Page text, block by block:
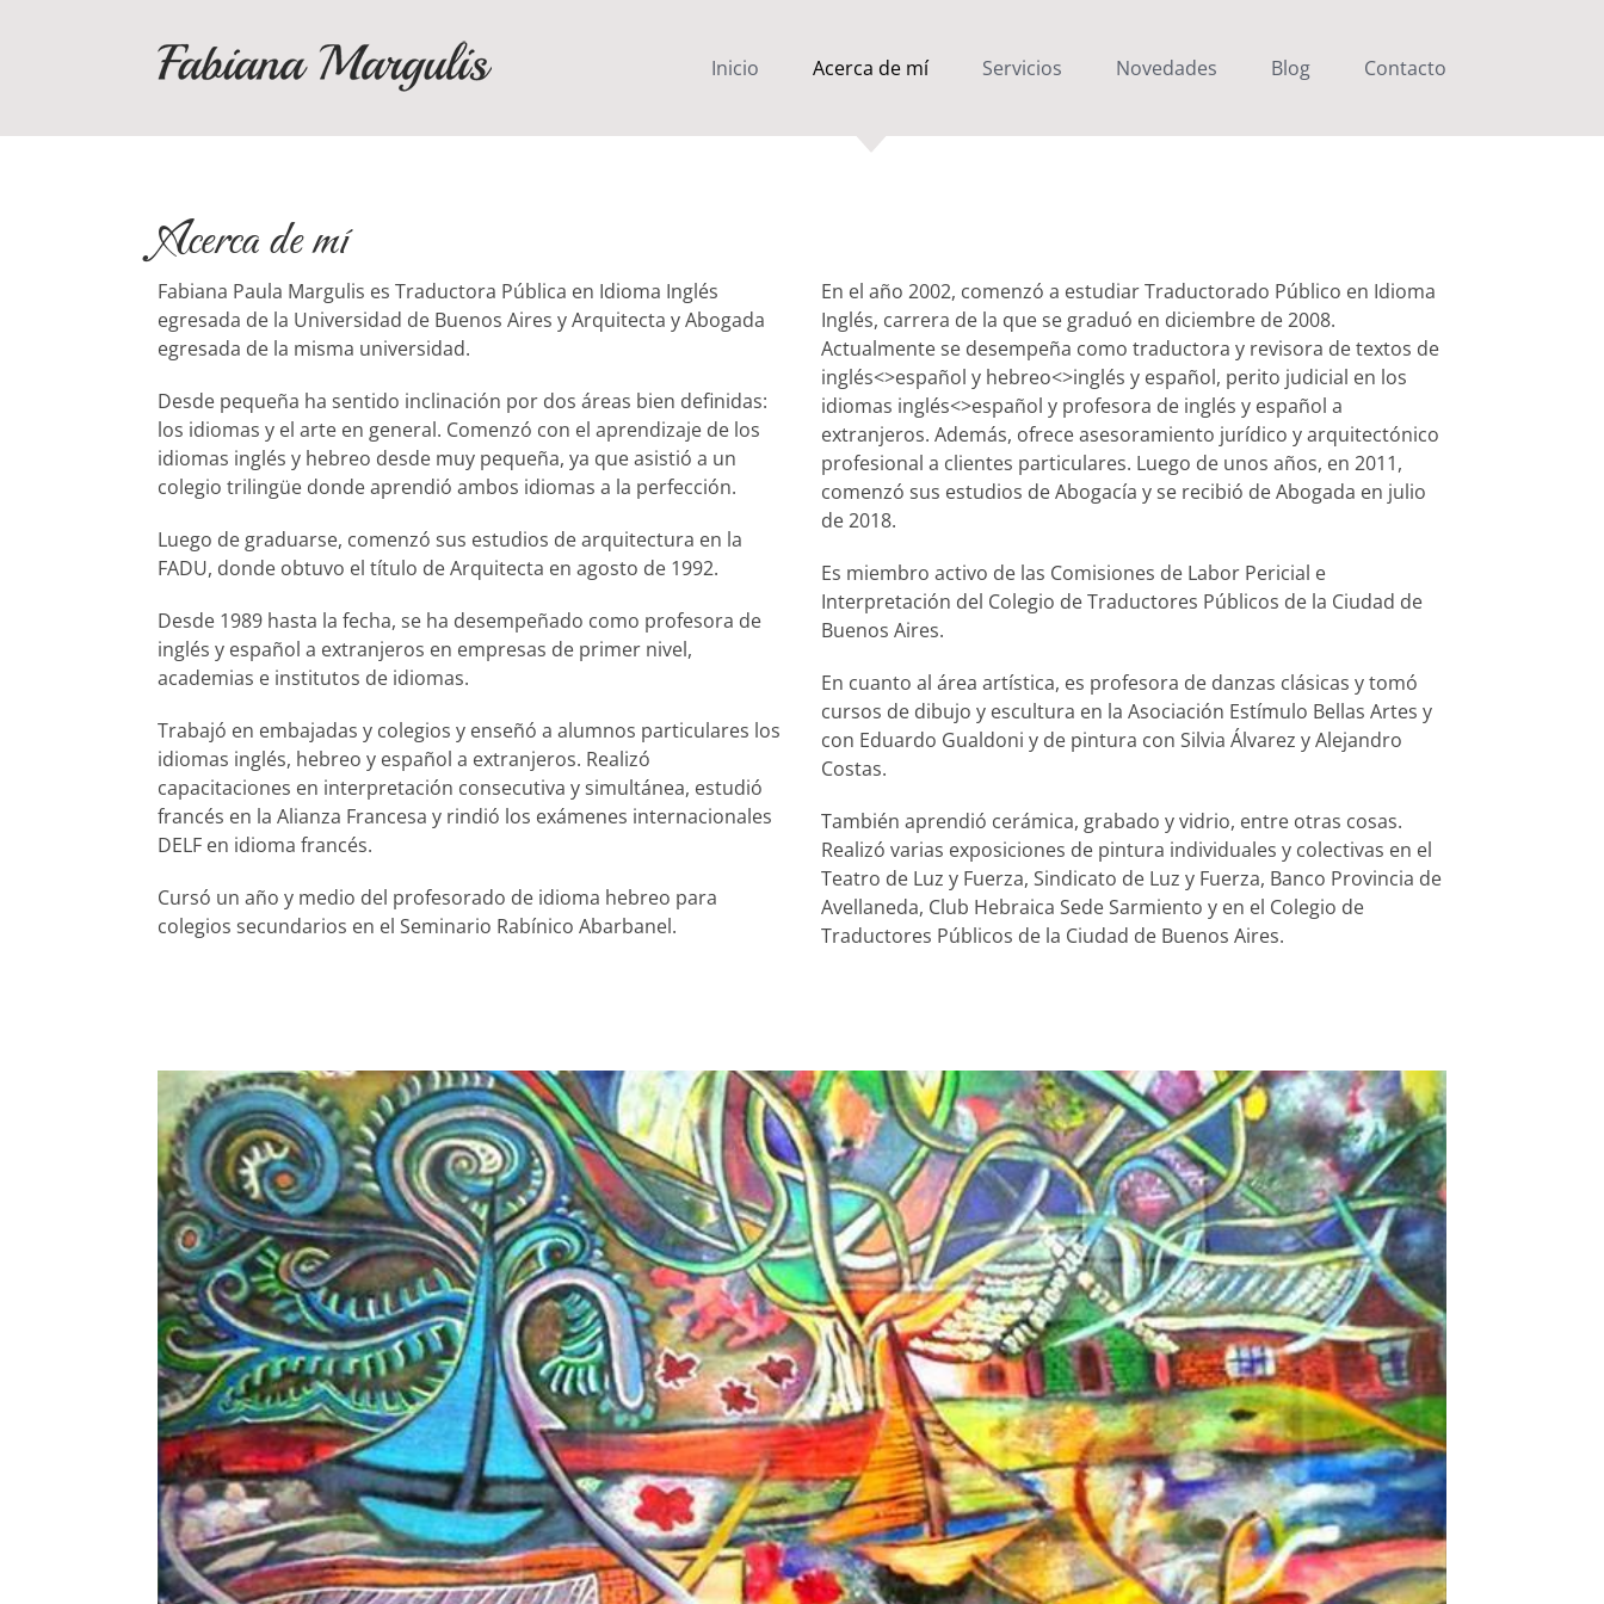
Inicio Acerca de mí Servicios Novedades Blog Contacto
Acerca de mí
Fabiana Paula Margulis es Traductora Pública en Idioma Inglés
egresada de la Universidad de Buenos Aires y Arquitecta y Abogada
egresada de la misma universidad.
Desde pequeña ha sentido inclinación por dos áreas bien definidas:
los idiomas y el arte en general. Comenzó con el aprendizaje de los
idiomas inglés y hebreo desde muy pequeña, ya que asistió a un
colegio trilingüe donde aprendió ambos idiomas a la perfección.
Luego de graduarse, comenzó sus estudios de arquitectura en la
FADU, donde obtuvo el título de Arquitecta en agosto de 1992.
Desde 1989 hasta la fecha, se ha desempeñado como profesora de
inglés y español a extranjeros en empresas de primer nivel,
academias e institutos de idiomas.
Trabajó en embajadas y colegios y enseñó a alumnos particulares los
idiomas inglés, hebreo y español a extranjeros. Realizó
capacitaciones en interpretación consecutiva y simultánea, estudió
francés en la Alianza Francesa y rindió los exámenes internacionales
DELF en idioma francés.
Cursó un año y medio del profesorado de idioma hebreo para
colegios secundarios en el Seminario Rabínico Abarbanel.
En el año 2002, comenzó a estudiar Traductorado Público en Idioma
Inglés, carrera de la que se graduó en diciembre de 2008.
Actualmente se desempeña como traductora y revisora de textos de
inglés<>español y hebreo<>inglés y español, perito judicial en los
idiomas inglés<>español y profesora de inglés y español a
extranjeros. Además, ofrece asesoramiento jurídico y arquitectónico
profesional a clientes particulares. Luego de unos años, en 2011,
comenzó sus estudios de Abogacía y se recibió de Abogada en julio
de 2018.
Es miembro activo de las Comisiones de Labor Pericial e
Interpretación del Colegio de Traductores Públicos de la Ciudad de
Buenos Aires.
En cuanto al área artística, es profesora de danzas clásicas y tomó
cursos de dibujo y escultura en la Asociación Estímulo Bellas Artes y
con Eduardo Gualdoni y de pintura con Silvia Álvarez y Alejandro
Costas.
También aprendió cerámica, grabado y vidrio, entre otras cosas.
Realizó varias exposiciones de pintura individuales y colectivas en el
Teatro de Luz y Fuerza, Sindicato de Luz y Fuerza, Banco Provincia de
Avellaneda, Club Hebraica Sede Sarmiento y en el Colegio de
Traductores Públicos de la Ciudad de Buenos Aires.